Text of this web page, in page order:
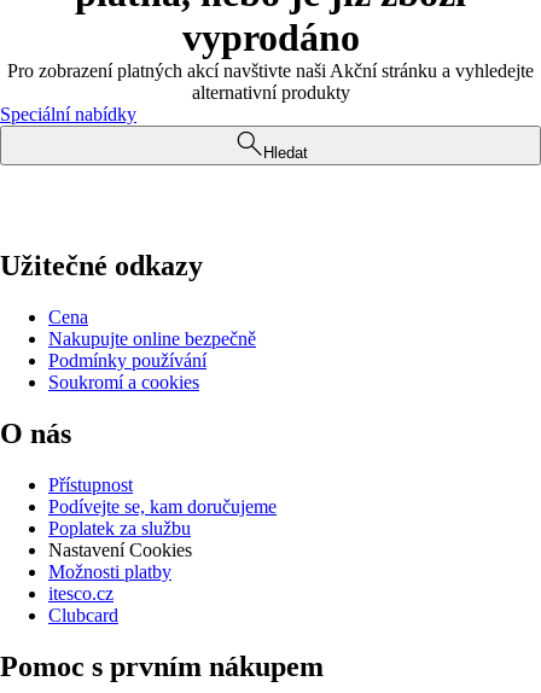
vyprodáno
Pro zobrazení platných akcí navštivte naši Akční stránku a vyhledejte
alternativní produkty
Speciální nabídky
Hledat
Užitečné odkazy
Cena
Nakupujte online bezpečně
Podmínky používání
Soukromí a cookies
O nás
Přístupnost
Podívejte se, kam doručujeme
Poplatek za službu
Nastavení Cookies
Možnosti platby
itesco.cz
Clubcard
Pomoc s prvním nákupem